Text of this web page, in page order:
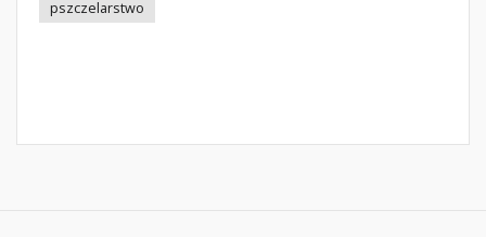
pszczelarstwo